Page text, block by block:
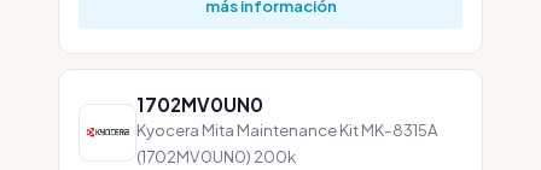
más información
1702MV0UN0
Kyocera Mita Maintenance Kit MK-8315A
(1702MV0UN0) 200k